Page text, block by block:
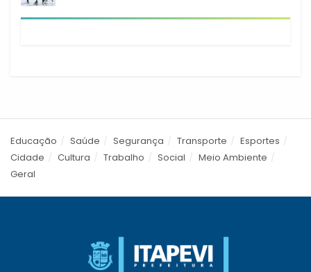
Educação Saúde Segurança Transporte
Esportes
Cidade
Cultura Trabalho Social
Meio Ambiente
Geral